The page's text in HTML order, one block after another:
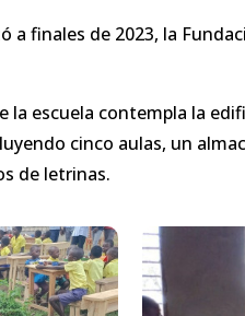
a finales de 2023, la
la escuela contempla la
cinco aulas, un
de letrinas.